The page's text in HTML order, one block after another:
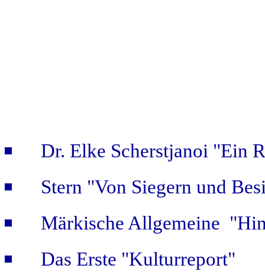
Dr. Elke Scherstjanoi "Ein
Stern "Von Siegern und
Märkische Allgemeine
Das Erste "Kulturreport"